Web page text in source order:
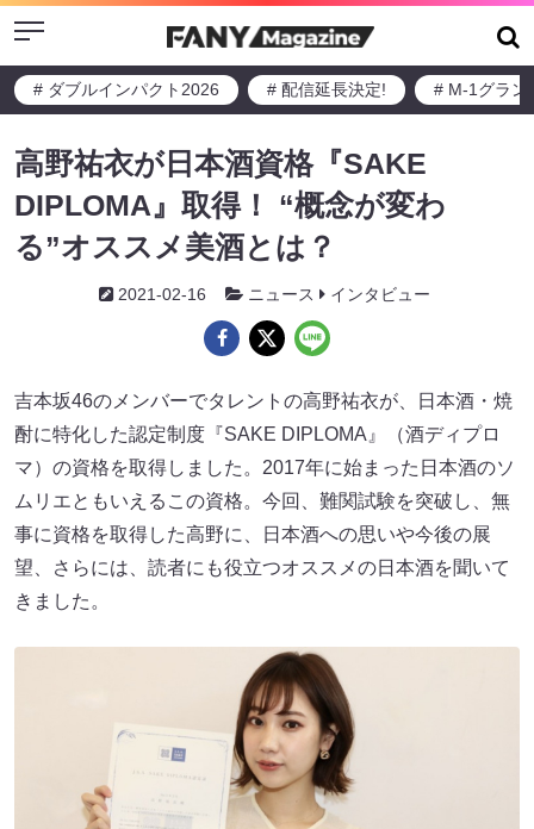
Menu
# ダブルインパクト2026 # 配信延長決定! # M-1グラン
高野祐衣が日本酒資格『SAKE
DIPLOMA』取得！ “概念が変わ
る”オススメ美酒とは？
2021-02-16 ニュース インタビュー
吉本坂46のメンバーでタレントの高野祐衣が、日本酒・焼
酎に特化した認定制度『SAKE DIPLOMA』（酒ディプロ
マ）の資格を取得しました。2017年に始まった日本酒のソ
ムリエともいえるこの資格。今回、難関試験を突破し、無
事に資格を取得した高野に、日本酒への思いや今後の展
望、さらには、読者にも役立つオススメの日本酒を聞いて
きました。